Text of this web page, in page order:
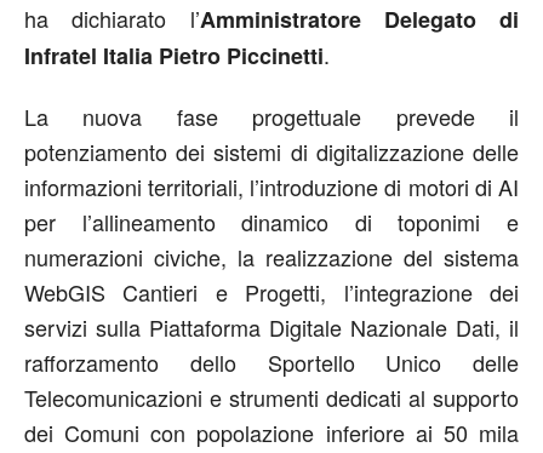
ha dichiarato l’Amministratore Delegato di
Infratel Italia Pietro Piccinetti.
La nuova fase progettuale prevede il
potenziamento dei sistemi di digitalizzazione delle
informazioni territoriali, l’introduzione di motori di AI
per l’allineamento dinamico di toponimi e
numerazioni civiche, la realizzazione del sistema
WebGIS Cantieri e Progetti, l’integrazione dei
servizi sulla Piattaforma Digitale Nazionale Dati, il
rafforzamento dello Sportello Unico delle
Telecomunicazioni e strumenti dedicati al supporto
dei Comuni con popolazione inferiore ai 50 mila